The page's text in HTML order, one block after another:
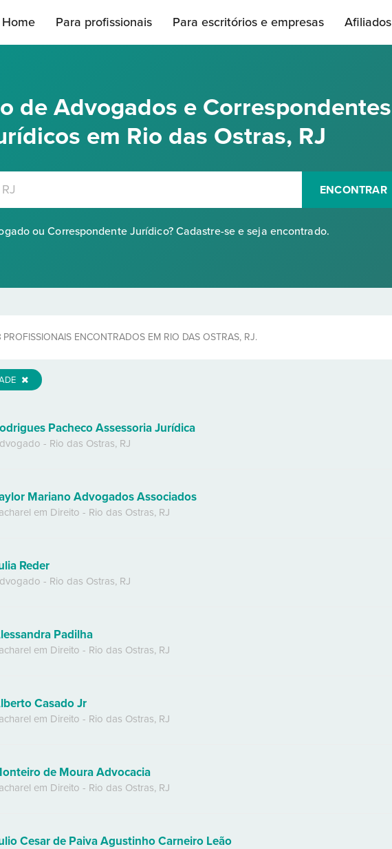
Home Para profissionais Para escritórios e empresas Afiliados
de Advogados e Correspondentes
em Rio das Ostras, RJ
ENCONTRAR
ou Correspondente Jurídico? Cadastre-se e seja encontrado.
PROFISSIONAIS ENCONTRADOS EM RIO DAS OSTRAS, RJ.
Pacheco Assessoria Jurídica
- Rio das Ostras, RJ
Mariano Advogados Associados
em Direito - Rio das Ostras, RJ
Reder
- Rio das Ostras, RJ
Padilha
em Direito - Rio das Ostras, RJ
Casado Jr
em Direito - Rio das Ostras, RJ
de Moura Advocacia
em Direito - Rio das Ostras, RJ
Cesar de Paiva Agustinho Carneiro Leão